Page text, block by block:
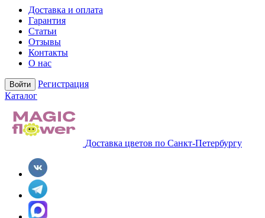
Доставка и оплата
Гарантия
Статьи
Отзывы
Контакты
О нас
Войти
Регистрация
Каталог
Доставка цветов по Санкт-Петербургу